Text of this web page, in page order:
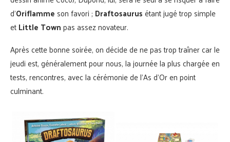
d’Oriflamme son favori ; Draftosaurusétant jugé trop simple
etLittle Townpas assez novateur.
Après cette bonne soirée, on décide de ne pas trop traîner car le
jeudi est, généralement pour nous, la journée la plus chargée en
tests, rencontres, avec la cérémonie de l’As d’Or en point
culminant.